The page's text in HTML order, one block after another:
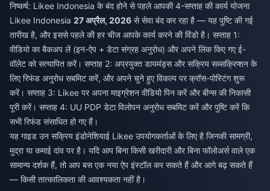
निष्कर्ष: Likee Indonesia के बंद होने से पहले आपकी 4-सप्ताह की कार्य योजना
Likee Indonesia 27 अप्रैल, 2026 से सेवा बंद कर रहा है — यह पुष्टि की गई
तारीख है, और इससे पहले की हर चीज आपके कार्य करने की विंडो है। सप्ताह 1:
वीडियो का बैकअप लें (इन-ऐप + डेटा संग्रह अनुरोध) और अपने लिंक किए गए ई-
वॉलेट को सत्यापित करें। सप्ताह 2: अप्रयुक्त डायमंड्स और सक्रिय सब्सक्रिप्शन के
लिए रिफंड अनुरोध सबमिट करें, और अपने चुने हुए विकल्प पर क्रॉस-पोस्टिंग शुरू
करें। सप्ताह 3: Likee पर अपना माइग्रेशन वीडियो पिन करें और बीन्स की निकासी
पूरी करें। सप्ताह 4: UU PDP डेटा विलोपन अनुरोध सबमिट करें और पुष्टि करें कि
सभी रिफंड संसाधित हो गए हैं।
यह गाइड उन सक्रिय इंडोनेशियाई Likee उपयोगकर्ताओं के लिए है जिनकी सामग्री,
मुद्रा या कमाई दांव पर है। यदि आप बिना किसी खरीदारी और बिना फॉलोअर्स वाले एक
सामान्य दर्शक हैं, तो आप बस एक नया ऐप इंस्टॉल कर सकते हैं और आगे बढ़ सकते हैं
— किसी तात्कालिकता की आवश्यकता नहीं है।